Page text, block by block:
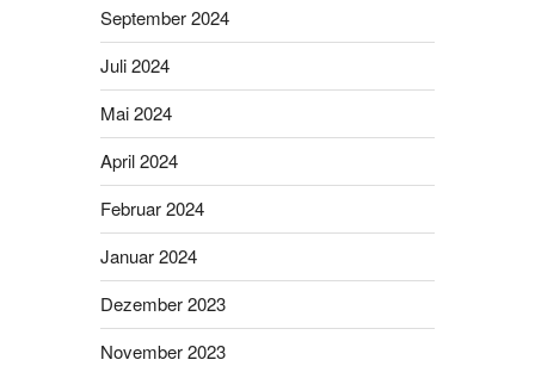
September 2024
Juli 2024
Mai 2024
April 2024
Februar 2024
Januar 2024
Dezember 2023
November 2023